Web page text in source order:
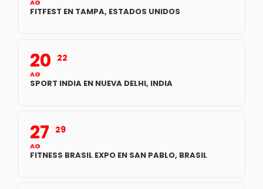
AG
FITFEST EN TAMPA, ESTADOS UNIDOS
20
AG
22
SPORT INDIA EN NUEVA DELHI, INDIA
27
AG
29
FITNESS BRASIL EXPO EN SAN PABLO, BRASIL